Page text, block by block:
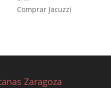
Comprar Jacuzzi
Zaragoza